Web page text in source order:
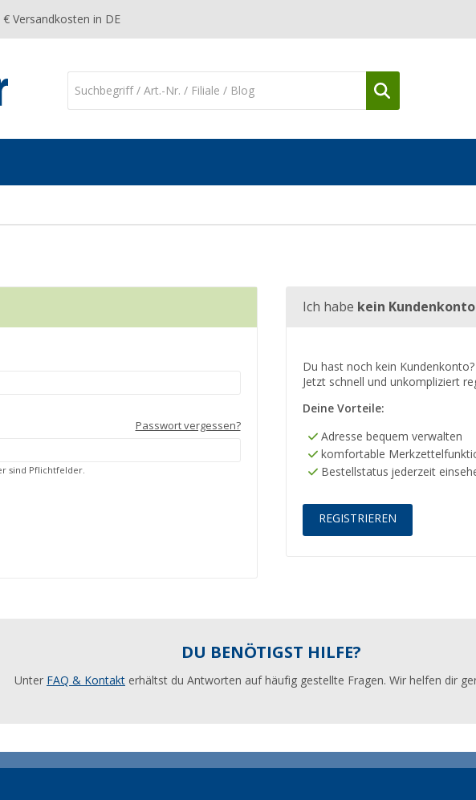
€ Versandkosten in DE
Passwort vergessen?
sind Pflichtfelder.
Ich habe kein Kundenkonto
Du hast noch kein Kundenkonto?
Jetzt schnell und unkompliziert
Deine Vorteile:
Adresse bequem verwalten
komfortable
Bestellstatus jederzeit
REGISTRIEREN
DU BENÖTIGST HILFE?
Unter FAQ & Kontakt erhältst du Antworten auf häufig gestellte Fragen. Wir helfen dir